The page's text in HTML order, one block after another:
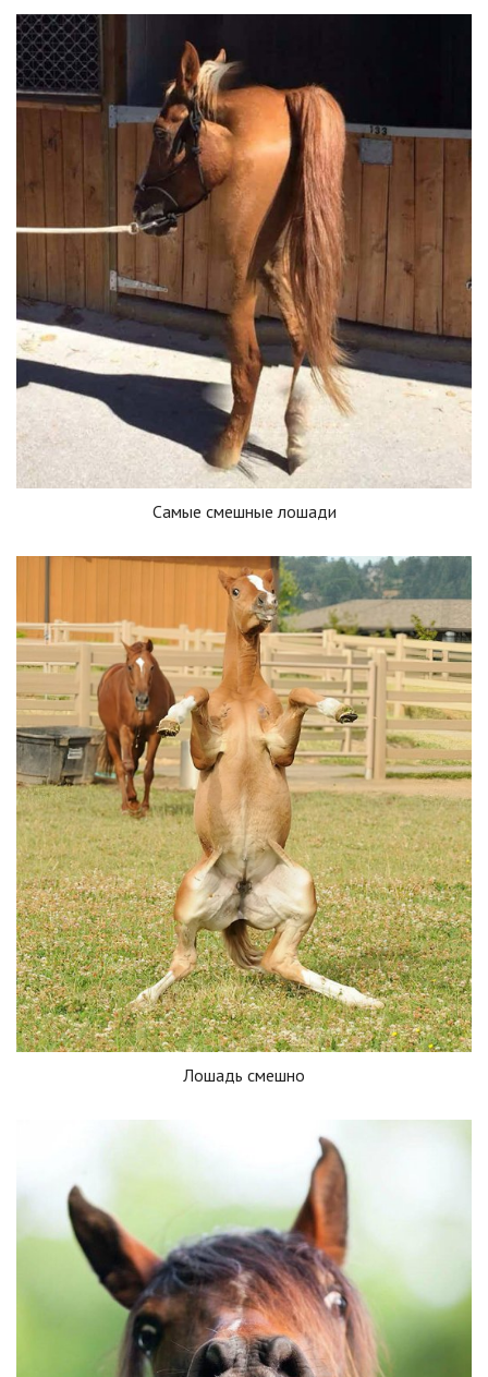
Самые смешные лошади
Лошадь смешно